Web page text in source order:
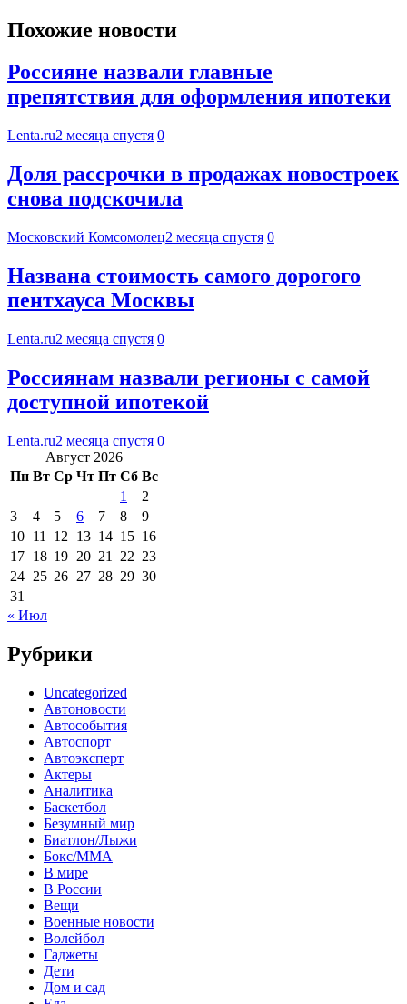
Похожие новости
Россияне назвали главные
препятствия для оформления ипотеки
Lenta.ru2 месяца спустя 0
Доля рассрочки в продажах новостроек
снова подскочила
Московский Комсомолец2 месяца спустя 0
Названа стоимость самого дорогого
пентхауса Москвы
Lenta.ru2 месяца спустя 0
Россиянам назвали регионы с самой
доступной ипотекой
Lenta.ru2 месяца спустя 0
Август 2026
Пн Вт Ср Чт Пт Сб Вс
1
2
3
4 5 6 7 8
9
10 11 12 13 14 15 16
17 18 19 20 21 22 23
24 25 26 27 28 29 30
31
« Июл
Рубрики
Uncategorized
Автоновости
Автособытия
Автоспорт
Автоэксперт
Актеры
Аналитика
Баскетбол
Безумный мир
Биатлон/Лыжи
Бокс/MMA
В мире
В России
Вещи
Военные новости
Волейбол
Гаджеты
Дети
Дом и сад